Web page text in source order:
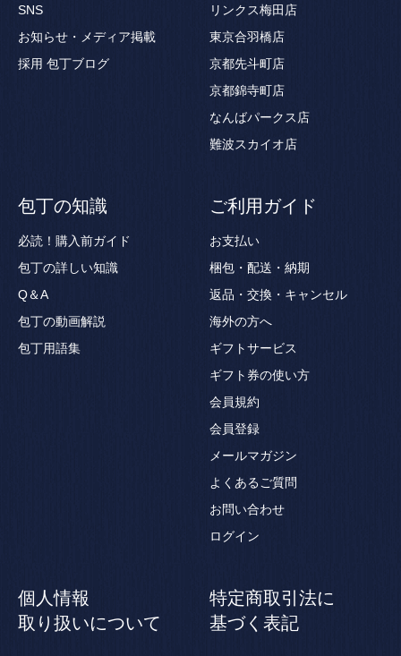
SNS
お知らせ・メディア掲載
採用 包丁ブログ
リンクス梅田店
東京合羽橋店
京都先斗町店
京都錦寺町店
なんばパークス店
難波スカイオ店
包丁の知識
必読！購入前ガイド
包丁の詳しい知識
Q＆A
包丁の動画解説
包丁用語集
ご利用ガイド
お支払い
梱包・配送・納期
返品・交換・キャンセル
海外の方へ
ギフトサービス
ギフト券の使い方
会員規約
会員登録
メールマガジン
よくあるご質問
お問い合わせ
ログイン
個人情報
取り扱いについて
特定商取引法に
基づく表記